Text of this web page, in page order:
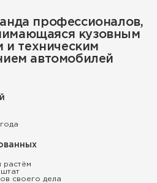
профессионалов,
кузовным
и техническим
автомобилей
растём
своего дела